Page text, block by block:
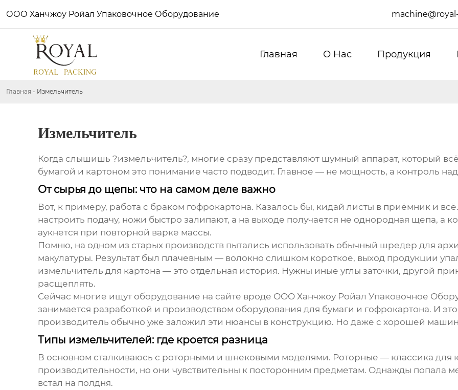
ООО Ханчжоу Ройал Упаковочное Оборудование
Главная О Hас Продукция
Главная - Измельчитель
Измельчитель
Когда слышишь ?измельчитель?, многие сразу представляют шумный аппарат, который
бумагой и картоном это понимание часто подводит. Главное — не мощность, а контроль
От сырья до щепы: что на самом деле важно
Вот, к примеру, работа с браком гофрокартона. Казалось бы, кидай листы в приёмник и
настроить подачу, ножи быстро залипают, а на выходе получается не однородная щепа, а
аукнется при повторной варке массы.
Помню, на одном из старых производств пытались использовать обычный шредер для
макулатуры. Результат был плачевным — волокно слишком короткое, выход продукции
измельчитель для картона — это отдельная история. Нужны иные углы заточки, другой
расщеплять.
Сейчас многие ищут оборудование на сайте вроде ООО Ханчжоу Ройал Упаковочное
занимается разработкой и производством оборудования для бумаги и гофрокартона. И
производитель обычно уже заложил эти нюансы в конструкцию. Но даже с хорошей
Типы измельчителей: где кроется разница
В основном сталкиваюсь с роторными и шнековыми моделями. Роторные — классика для
производительности, но они чувствительны к посторонним предметам. Однажды попала
встал на полдня.